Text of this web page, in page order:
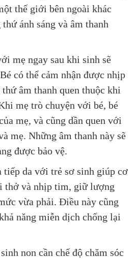
thế giới bên ngoài khác
ánh sáng và âm thanh
mẹ ngay sau khi sinh sẽ
có thể cảm nhận được nhịp
âm thanh quen thuộc khi
mẹ trò chuyện với bé, bé
mẹ, và cũng dần quen với
mẹ. Những âm thanh này sẽ
được bảo vệ.
tiếp da với trẻ sơ sinh giúp cơ
thở và nhịp tim, giữ lượng
vừa phải. Điều này cũng
năng miễn dịch chống lại
non cần chế độ chăm sóc